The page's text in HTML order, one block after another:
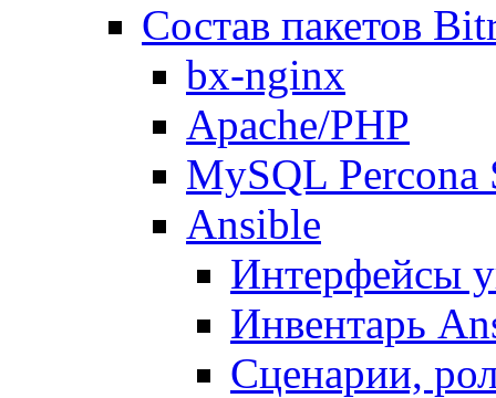
Состав пакетов
bx-nginx
Apache/PHP
MySQL Percona
Ansible
Интерфейсы
Инвентарь
Сценарии,